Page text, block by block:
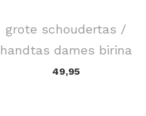
grote schoudertas /
handtas dames birina
49,95